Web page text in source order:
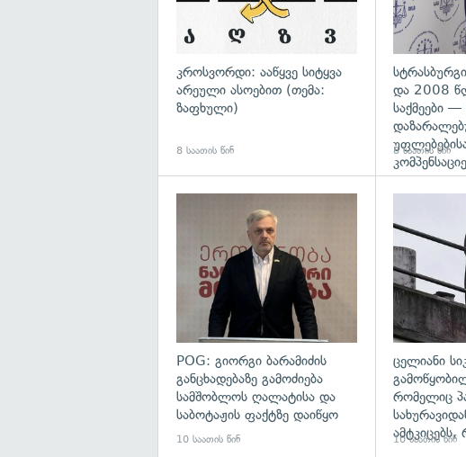
კროსვორდი: ააწყვე სიტყვა
არეული ასოებით (თემა:
ზაფხული)
8 საათის წინ
და 2008
საქმეები
8 საათის წინ
POG: გიორგი ბარამიძის
განცხადებაზე გამოძიება
სამშობლოს ღალატისა და
საბოტაჟის ფაქტზე დაიწყო
10 საათის წინ
ცელიანი
რომელიც
ამტკიცებს,
10 საათის წინ